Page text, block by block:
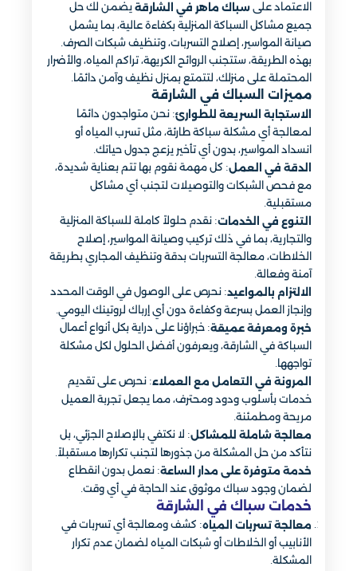
الاعتماد على سباك ماهر في الشارقة يضمن لك حل
جميع مشاكل السباكة المنزلية بكفاءة عالية، بما يشمل
صيانة المواسير، إصلاح التسربات، وتنظيف شبكات الصرف.
بهذه الطريقة، ستتجنب الروائح الكريهة، تراكم المياه، والأضرار
المحتملة على منزلك، لتتمتع بمنزل نظيف وآمن دائمًا.
مميزات السباك في الشارقة
الاستجابة السريعة للطوارئ: نحن متواجدون دائمًا
لمعالجة أي مشكلة سباكة طارئة، مثل تسرب المياه أو
انسداد المواسير، بدون أي تأخير يزعج جدول حياتك.
الدقة في العمل: كل مهمة نقوم بها تتم بعناية شديدة،
مع فحص الشبكات والتوصيلات لتجنب أي مشاكل
مستقبلية.
التنوع في الخدمات: نقدم حلولاً كاملة للسباكة المنزلية
والتجارية، بما في ذلك تركيب وصيانة المواسير، إصلاح
الخلاطات، معالجة التسربات بدقة وتنظيف المجاري بطريقة
آمنة وفعالة.
الالتزام بالمواعيد: نحرص على الوصول في الوقت المحدد
وإنجاز العمل بسرعة وكفاءة دون أي إرباك لروتينك اليومي.
خبرة ومعرفة عميقة: خبراؤنا على دراية بكل أنواع أعمال
السباكة في الشارقة، ويعرفون أفضل الحلول لكل مشكلة
تواجهها.
المرونة في التعامل مع العملاء: نحرص على تقديم
خدمات بأسلوب ودود ومحترف، مما يجعل تجربة العميل
مريحة ومطمئنة.
معالجة شاملة للمشاكل: لا نكتفي بالإصلاح الجزئي، بل
نتأكد من حل المشكلة من جذورها لتجنب تكرارها مستقبلاً.
خدمة متوفرة على مدار الساعة: نعمل بدون انقطاع
لضمان وجود سباك موثوق عند الحاجة في أي وقت.
خدمات سباك في الشارقة
معالجة تسربات المياه: كشف ومعالجة أي تسربات في
الأنابيب أو الخلاطات أو شبكات المياه لضمان عدم تكرار
المشكلة.